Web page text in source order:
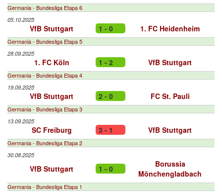
Germania - Bundesliga Etapa 6
05.10.2025
VfB Stuttgart 1 - 0 1. FC Heidenheim
Germania - Bundesliga Etapa 5
28.09.2025
1. FC Köln 1 - 2 VfB Stuttgart
Germania - Bundesliga Etapa 4
19.09.2025
VfB Stuttgart 2 - 0 FC St. Pauli
Germania - Bundesliga Etapa 3
13.09.2025
SC Freiburg 3 - 1 VfB Stuttgart
Germania - Bundesliga Etapa 2
30.08.2025
VfB Stuttgart 1 - 0
Borussia
Mönchengladbach
Germania - Bundesliga Etapa 1